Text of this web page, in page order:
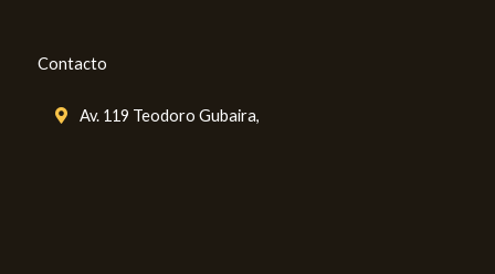
Contacto
Av. 119 Teodoro Gubaira,